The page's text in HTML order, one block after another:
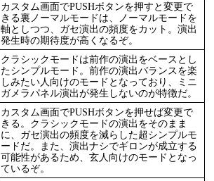
カスタム画面でPUSHボタンを押すと変更で
きる裏ノーマルモードは、ノーマルモードを
軸としつつ、ガセ演出の頻度をカット。演出
発生時の期待度が高くなるぞ。
クラシックモードは前作の演出をベースとし
たシンプルモード。前作の演出バランスを楽
しみたい人向けのモードとなっており、ミニ
ガメラパネル演出が発生しないのが特徴だ。
カスタム画面でPUSHボタンを押せば変更で
きる。クラシックモードの演出をそのまま
に、ガセ演出の頻度を減らした超シンプルモ
ードだ。また、演出ナシでギロンが成立する
可能性があるため、玄人向けのモードとなっ
ているぞ。